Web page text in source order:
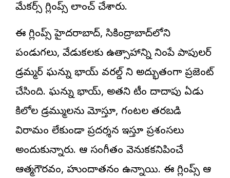
మేకర్స్ గ్లింప్స్ లాంచ్ చేశారు.
ఈ గ్లింప్స్ హైదరాబాద్, సికింద్రాబాద్‌లోని
పండుగలు, వేడుకలకు ఉత్సాహాన్ని నింపే పాపులర్
డ్రమ్మర్ ఘన్ను భాయ్ వరల్డ్ ని అద్భుతంగా ప్రజెంట్
చేసింది. ఘన్ను భాయ్, అతని టీం దాదాపు ఏడు
కిలోల డ్రమ్ములను మోస్తూ, గంటల తరబడి
విరామం లేకుండా ప్రదర్శన ఇస్తూ ప్రశంసలు
అందుకున్నారు. ఆ సంగీతం వెనుకకనిపించే
ఆత్మగౌరవం, హుందాతనం ఉన్నాయి. ఈ గ్లింప్స్ ఆ